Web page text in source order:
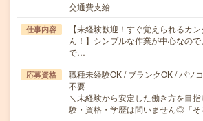
交通費支給
仕事内容
【未経験歓迎！すぐ覚えられるカ
ん！】シンプルな作業が中心なの
で…
応募資格
職種未経験OK / ブランクOK / パソ
不要
＼未経験から安定した働き方を目
験・資格・学歴は問いません◎「